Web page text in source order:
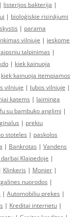
| listerijos bakterija |
| bioloģiskie risinājumi
| parama
vilniuje | ieskome
talpinimas |
| kiek kainuoja
kiek kainuoja itempiamos
vilniuje | lubos vilniuje |
katems | laiminga
su bambuko anglimi |
| prekiu
stoteles | paskolos
| Bankrotas | Vandens
Klaipedoje |
Klinkeris | Monier |
nuorodos |
| Automobiliu prekes |
| Kreditai internetu |